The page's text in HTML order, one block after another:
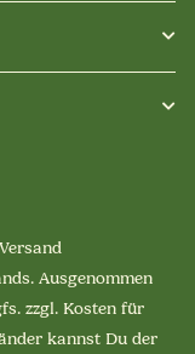
Versand
Ausgenommen
zzgl. Kosten für
kannst Du der